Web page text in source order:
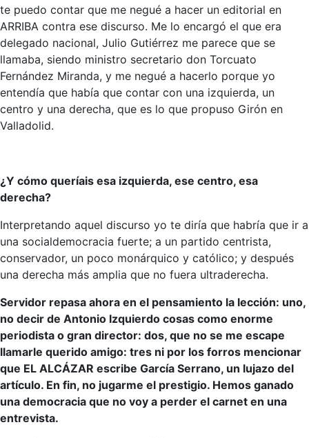
te puedo contar que me negué a hacer un editorial en
ARRIBA contra ese discurso. Me lo encargó el que era
delegado nacional, Julio Gutiérrez me parece que se
llamaba, siendo ministro secretario don Torcuato
Fernández Miranda, y me negué a hacerlo porque yo
entendía que había que contar con una izquierda, un
centro y una derecha, que es lo que propuso Girón en
Valladolid.
¿Y cómo queríais esa izquierda, ese centro, esa
derecha?
Interpretando aquel discurso yo te diría que habría que ir a
una socialdemocracia fuerte; a un partido centrista,
conservador, un poco monárquico y católico; y después
una derecha más amplia que no fuera ultraderecha.
Servidor repasa ahora en el pensamiento la lección: uno,
no decir de Antonio Izquierdo cosas como enorme
periodista o gran director: dos, que no se me escape
llamarle querido amigo: tres ni por los forros mencionar
que EL ALCÁZAR escribe García Serrano, un lujazo del
artículo. En fin, no jugarme el prestigio. Hemos ganado
una democracia que no voy a perder el carnet en una
entrevista.